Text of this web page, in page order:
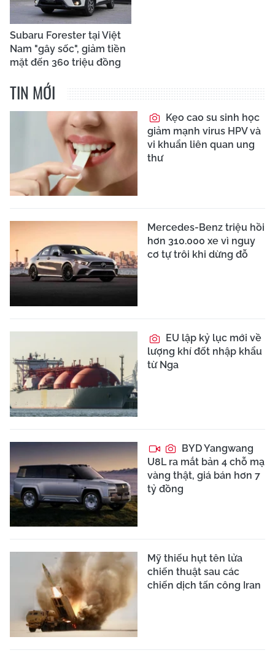
Subaru Forester tại Việt
Nam "gây sốc", giảm tiền
mặt đến 360 triệu đồng
TIN MỚI
Kẹo cao su sinh học
giảm mạnh virus HPV và
vi khuẩn liên quan ung
thư
Mercedes-Benz triệu hồi
hơn 310.000 xe vì nguy
cơ tự trôi khi dừng đỗ
EU lập kỷ lục mới về
lượng khí đốt nhập khẩu
từ Nga
BYD Yangwang
U8L ra mắt bản 4 chỗ mạ
vàng thật, giá bán hơn 7
tỷ đồng
Mỹ thiếu hụt tên lửa
chiến thuật sau các
chiến dịch tấn công Iran